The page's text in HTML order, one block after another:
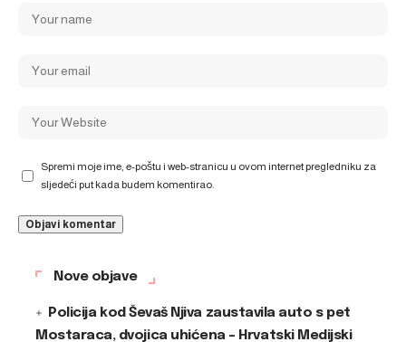
Spremi moje ime, e-poštu i web-stranicu u ovom internet pregledniku za
sljedeći put kada budem komentirao.
Nove objave
Policija kod Ševaš Njiva zaustavila auto s pet
Mostaraca, dvojica uhićena – Hrvatski Medijski